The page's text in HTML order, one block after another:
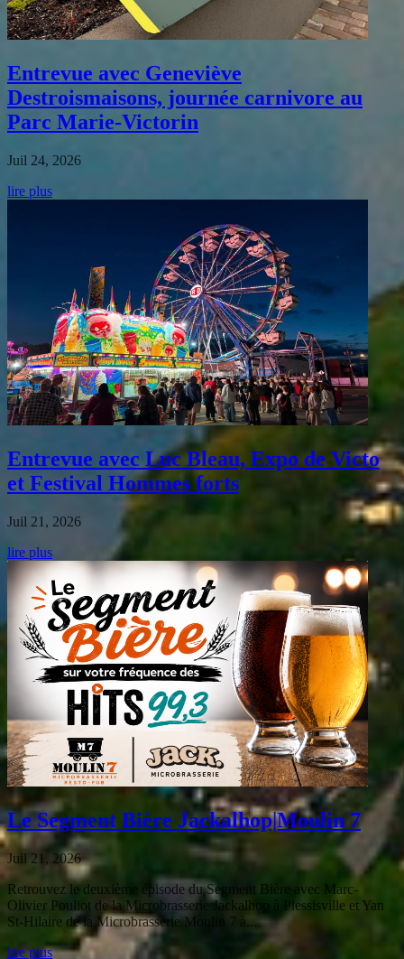
Entrevue avec Geneviève
Destroismaisons, journée carnivore au
Parc Marie-Victorin
Juil 24, 2026
lire plus
Entrevue avec Luc Bleau, Expo de Victo
et Festival Hommes forts
Juil 21, 2026
lire plus
Le Segment Bière Jackalhop|Moulin 7
Juil 21, 2026
Retrouvez le deuxième épisode du Segment Bière avec Marc-
Olivier Pouliot de la Microbrasserie Jackalhop à Plessisville et Yan
St-Hilaire de la Microbrasserie Moulin 7 à...
lire plus